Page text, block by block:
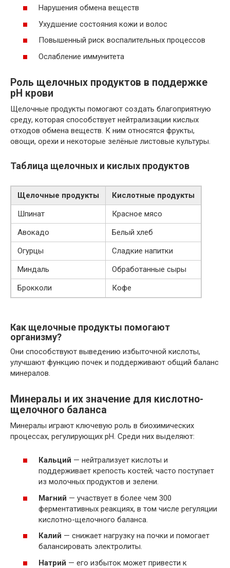
Нарушения обмена веществ
Ухудшение состояния кожи и волос
Повышенный риск воспалительных процессов
Ослабление иммунитета
Роль щелочных продуктов в поддержке
pH крови
Щелочные продукты помогают создать благоприятную
среду, которая способствует нейтрализации кислых
отходов обмена веществ. К ним относятся фрукты,
овощи, орехи и некоторые зелёные листовые культуры.
Таблица щелочных и кислых продуктов
Щелочные продукты
Кислотные продукты
Шпинат
Красное мясо
Авокадо
Белый хлеб
Огурцы
Сладкие напитки
Миндаль
Обработанные сыры
Брокколи
Кофе
Как щелочные продукты помогают
организму?
Они способствуют выведению избыточной кислоты,
улучшают функцию почек и поддерживают общий баланс
минералов.
Минералы и их значение для кислотно-
щелочного баланса
Минералы играют ключевую роль в биохимических
процессах, регулирующих pH. Среди них выделяют:
Кальций — нейтрализует кислоты и
поддерживает крепость костей; часто поступает
из молочных продуктов и зелени.
Магний — участвует в более чем 300
ферментативных реакциях, в том числе регуляции
кислотно-щелочного баланса.
Калий — снижает нагрузку на почки и помогает
балансировать электролиты.
Натрий — его избыток может привести к